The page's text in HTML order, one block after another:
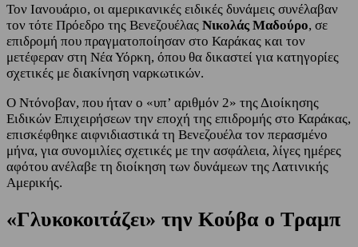
Τον Ιανουάριο, οι αμερικανικές ειδικές δυνάμεις συνέλαβαν
τον τότε Πρόεδρο της Βενεζουέλας Νικολάς Μαδούρο, σε
επιδρομή που πραγματοποίησαν στο Καράκας και τον
μετέφεραν στη Νέα Υόρκη, όπου θα δικαστεί για κατηγορίες
σχετικές με διακίνηση ναρκωτικών.
Ο Ντόνοβαν, που ήταν ο «υπ’ αριθμόν 2» της Διοίκησης
Ειδικών Επιχειρήσεων την εποχή της επιδρομής στο Καράκας,
επισκέφθηκε αιφνιδιαστικά τη Βενεζουέλα τον περασμένο
μήνα, για συνομιλίες σχετικές με την ασφάλεια, λίγες ημέρες
αφότου ανέλαβε τη διοίκηση των δυνάμεων της Λατινικής
Αμερικής.
«Γλυκοκοιτάζει» την Κούβα ο Τραμπ